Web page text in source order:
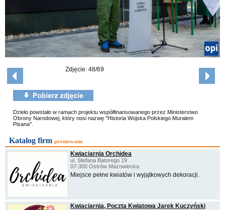
Zdjęcie: 48/69
Dzieło powstało w ramach projektu współfinansowanego przez Ministerstwo
Obrony Narodowej, który nosi nazwę "Historia Wojska Polskiego Muralem
Pisana".
Katalog firm promowane
Kwiaciarnia Orchidea
ul. Stefana Batorego 19
07-300 Ostrów Mazowiecka
Miejsce pełne kwiatów i wyjątkowych dekoracji.
Kwiaciarnia, Poczta Kwiatowa Jarek Kuczyński